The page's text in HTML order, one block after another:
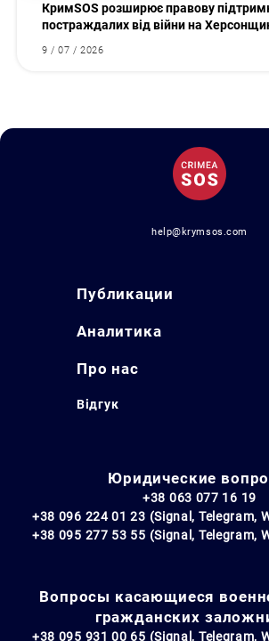
КримSOS розширює правову
постраждалих від війни на
9 / 07 / 2026
help@krymsos.com
Публикации
Аналитика
Про нас
Відгук
Юридические
+38 063 077 16 19
+38 096 224 01 23 (Signal, Telegram,
+38 095 277 53 55 (Signal, Telegram,
Вопросы касающиеся
гражданских
+38 095 931 00 65 (Signal, Telegram,